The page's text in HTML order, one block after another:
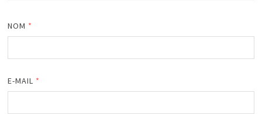
NOM *
E-MAIL *